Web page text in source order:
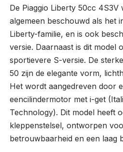
De Piaggio Liberty 50cc
algemeen beschouwd als het
Liberty-familie, en is ook
versie. Daarnaast is dit model
sportievere S-versie. De
50 zijn de elegante vorm,
Het wordt aangedreven door
eencilindermotor met i-get
Technology). Dit model heeft
kleppenstelsel, ontworpen
betrouwbaarheid en een laag